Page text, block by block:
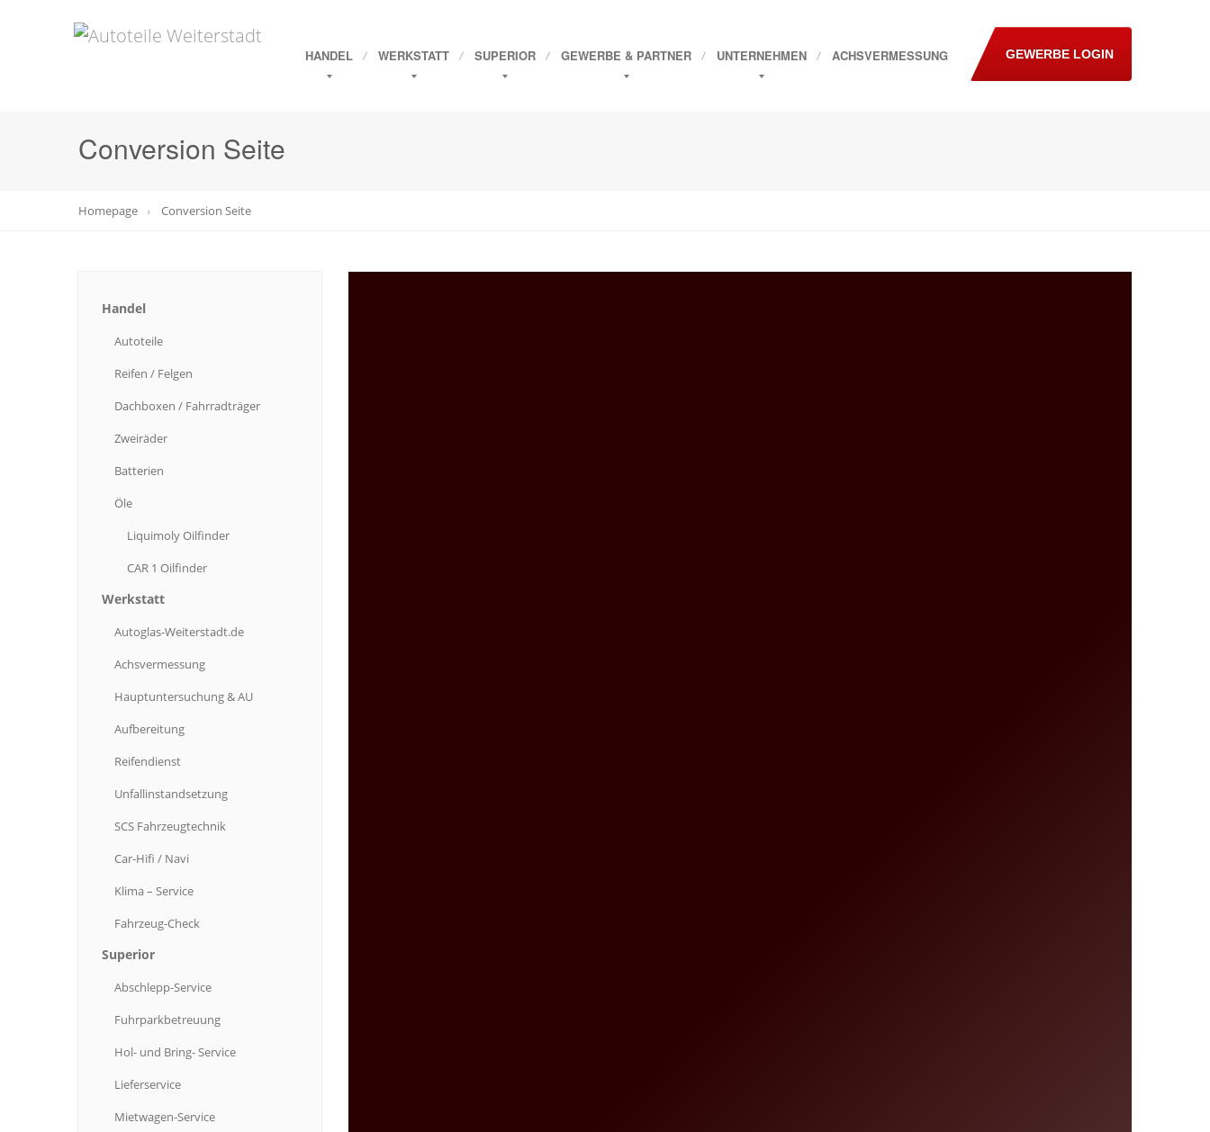
HANDEL WERKSTATT SUPERIOR GEWERBE & PARTNER UNTERNEHMEN ACHSVERMESSUNG GEWERBE LOGIN
Conversion Seite
Homepage Conversion Seite
Handel
Autoteile
Reifen / Felgen
Dachboxen / Fahrradträger
Zweiräder
Batterien
Öle
LiquimolyOilfinder
CAR 1 Oilfinder
Werkstatt
Autoglas-Weiterstadt.de
Achsvermessung
Hauptuntersuchung& AU
Aufbereitung
Reifendienst
Unfallinstandsetzung
SCS Fahrzeugtechnik
Car-Hifi / Navi
Klima – Service
Fahrzeug-Check
Superior
Abschlepp-Service
Fuhrparkbetreuung
Hol- und Bring- Service
Lieferservice
Mietwagen-Service